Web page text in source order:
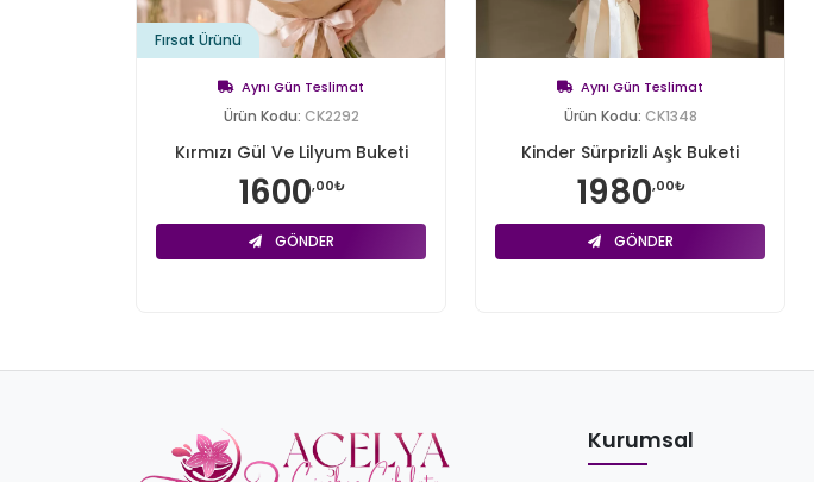
Fırsat Ürünü
Aynı Gün Teslimat
Ürün Kodu: CK2292
Kırmızı Gül Ve Lilyum Buketi
1600,00₺
GÖNDER
Aynı Gün Teslimat
Ürün Kodu: CK1348
Kinder Sürprizli Aşk Buketi
1980,00₺
GÖNDER
Kurumsal